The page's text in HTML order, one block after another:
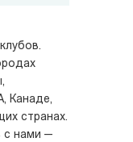
Канаде,
странах.
с нами —